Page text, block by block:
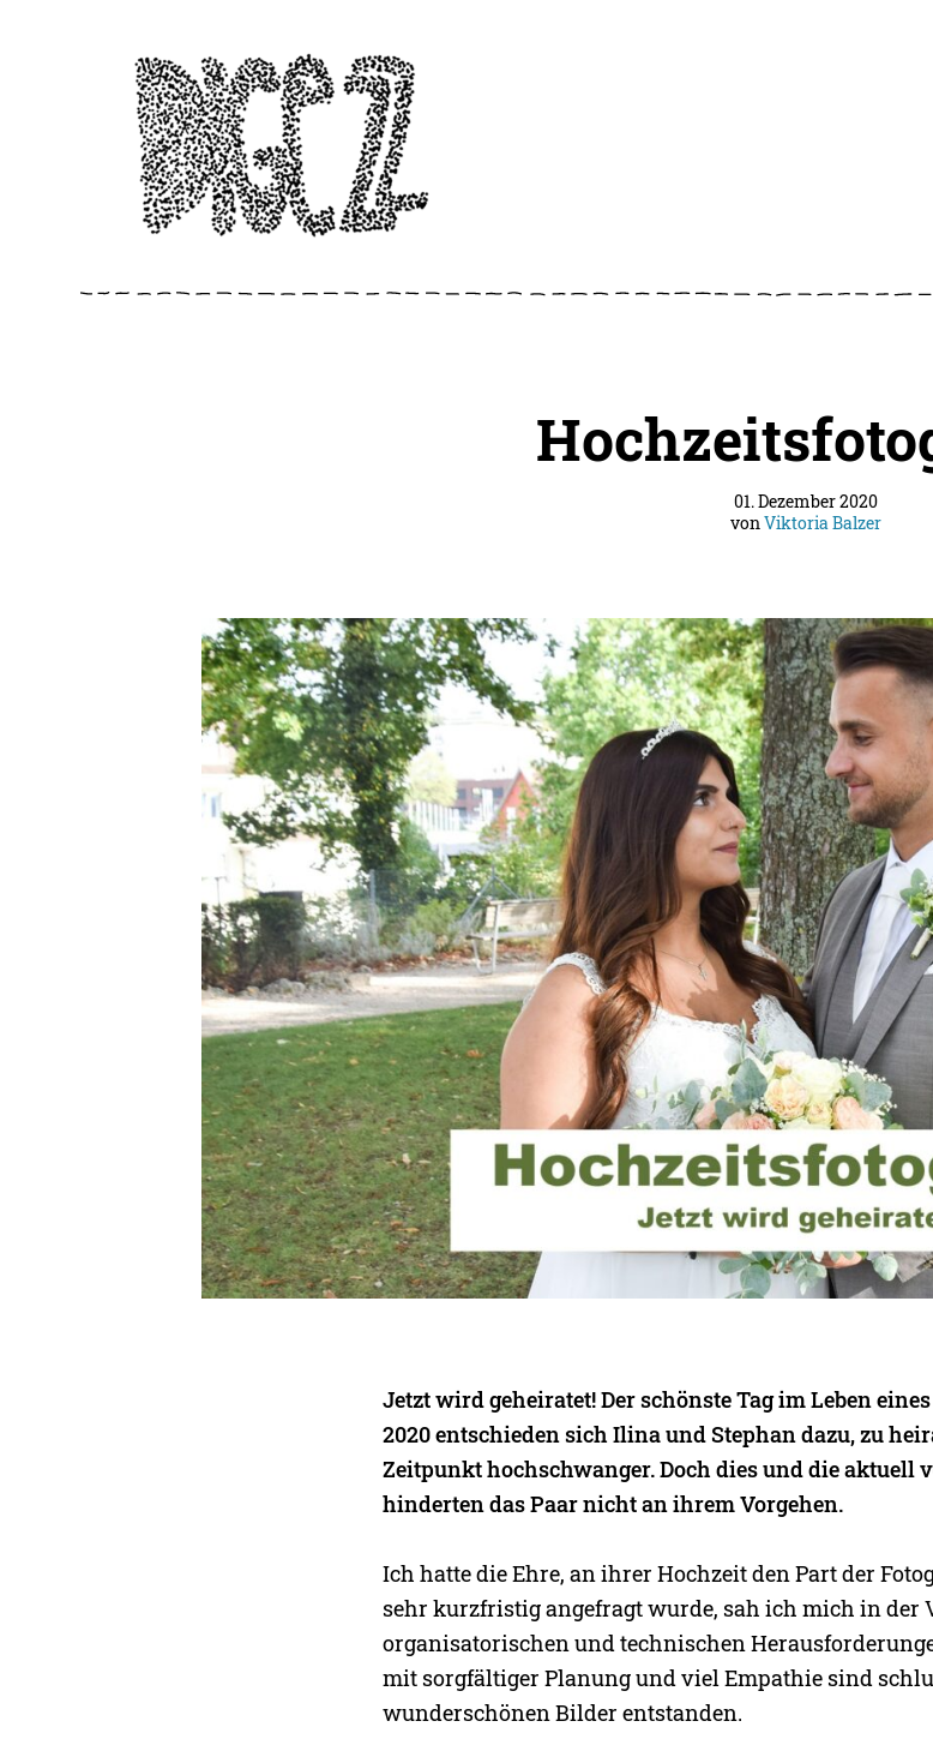
01. Dezember 2020
vonViktoria Balzer
Jetzt wird geheiratet! Der schönste Tag im Leben
2020 entschieden sich Ilina und Stephan dazu, zu
Zeitpunkt hochschwanger. Doch dies und die aktuell
hinderten das Paar nicht an ihrem Vorgehen.
Ich hatte die Ehre, an ihrer Hochzeit den Part der
sehr kurzfristig angefragt wurde, sah ich mich in der
organisatorischen und technischen
mit sorgfältiger Planung und viel Empathie sind
wunderschönen Bilder entstanden.